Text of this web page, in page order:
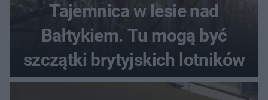
Tajemnica w lesie nad
Bałtykiem. Tu mogą być
szczątki brytyjskich lotników